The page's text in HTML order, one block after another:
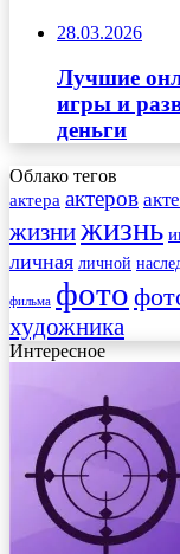
28.03.2026
Лучшие
игры и
деньги
Облако тегов
актера актеров
жизнижизнь
личная личной
фильма фото
художника
Интересное